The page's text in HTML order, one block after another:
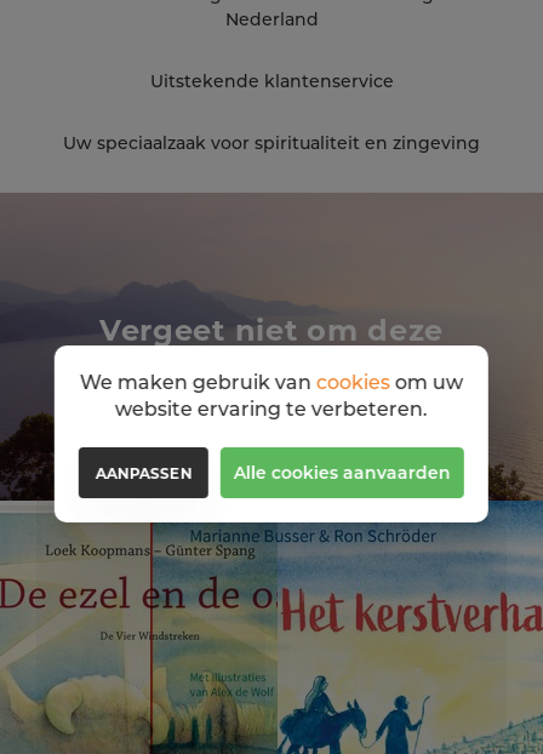
Nederland
Uitstekende klantenservice
Uw speciaalzaak voor spiritualiteit en zingeving
Vergeet niet om deze
boeken ook eens te
bekijken
We maken gebruik van cookiesom uw
website ervaring te verbeteren.
AANPASSEN Alle cookies aanvaarden